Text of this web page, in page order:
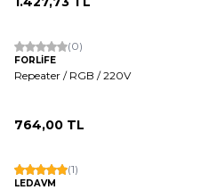
(0)
FORLİFE
Repeater / RGB / 220V
764,00 TL
(1)
LEDAVM